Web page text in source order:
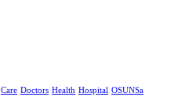
Care Doctors Health Hospital OSUNSa